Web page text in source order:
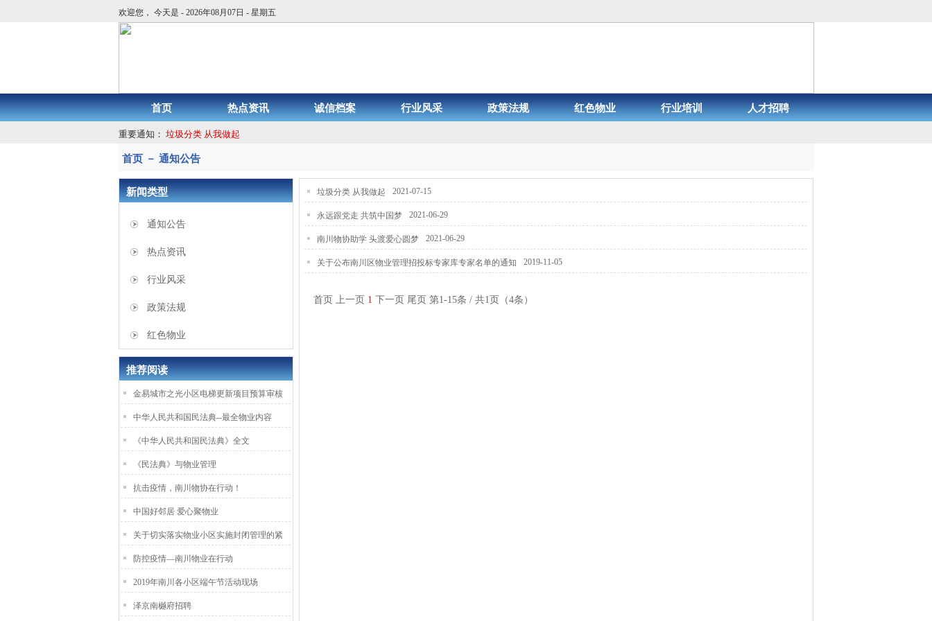
欢迎您， 今天是 - 2026年08月07日 - 星期五
首页 热点资讯 诚信档案 行业风采 政策法规 红色物业 行业培训 人才招聘
重要通知： 垃圾分类 从我做起
首页 － 通知公告
新闻类型
通知公告
热点资讯
行业风采
政策法规
红色物业
推荐阅读
金易城市之光小区电梯更新项目预算审核
中华人民共和国民法典--最全物业内容
《中华人民共和国民法典》全文
《民法典》与物业管理
抗击疫情，南川物协在行动！
中国好邻居 爱心聚物业
关于切实落实物业小区实施封闭管理的紧
防控疫情—南川物业在行动
2019年南川各小区端午节活动现场
泽京南樾府招聘
垃圾分类 从我做起 2021-07-15
永远跟党走 共筑中国梦 2021-06-29
南川物协助学 头渡爱心圆梦 2021-06-29
关于公布南川区物业管理招投标专家库专家名单的通知 2019-11-05
首页 上一页 1 下一页 尾页 第1-15条 / 共1页（4条）